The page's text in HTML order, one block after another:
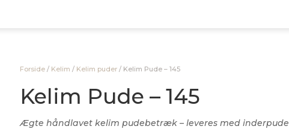
Forside / Kelim / Kelim puder / Kelim Pude – 145
Kelim Pude – 145
Ægte håndlavet kelim pudebetræk – leveres med inderpude